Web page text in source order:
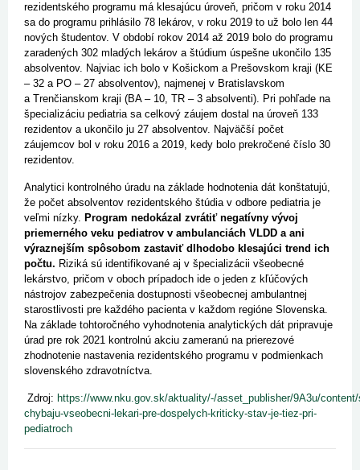
rezidentského programu má klesajúcu úroveň, pričom v roku 2014
sa do programu prihlásilo 78 lekárov, v roku 2019 to už bolo len 44
nových študentov. V období rokov 2014 až 2019 bolo do programu
zaradených 302 mladých lekárov a štúdium úspešne ukončilo 135
absolventov. Najviac ich bolo v Košickom a Prešovskom kraji (KE
– 32 a PO – 27 absolventov), najmenej v Bratislavskom
a Trenčianskom kraji (BA – 10, TR – 3 absolventi). Pri pohľade na
špecializáciu pediatria sa celkový záujem dostal na úroveň 133
rezidentov a ukončilo ju 27 absolventov. Najväčší počet
záujemcov bol v roku 2016 a 2019, kedy bolo prekročené číslo 30
rezidentov.
Analytici kontrolného úradu na základe hodnotenia dát konštatujú,
že počet absolventov rezidentského štúdia v odbore pediatria je
veľmi nízky. Program nedokázal zvrátiť negatívny vývoj
priemerného veku pediatrov v ambulanciách VLDD a ani
výraznejším spôsobom zastaviť dlhodobo klesajúci trend ich
počtu. Riziká sú identifikované aj v špecializácii všeobecné
lekárstvo, pričom v oboch prípadoch ide o jeden z kľúčových
nástrojov zabezpečenia dostupnosti všeobecnej ambulantnej
starostlivosti pre každého pacienta v každom regióne Slovenska.
Na základe tohtoročného vyhodnotenia analytických dát pripravuje
úrad pre rok 2021 kontrolnú akciu zameranú na prierezové
zhodnotenie nastavenia rezidentského programu v podmienkach
slovenského zdravotníctva.
Zdroj: https://www.nku.gov.sk/aktuality/-/asset_publisher/9A3u/
chybaju-vseobecni-lekari-pre-dospelych-kriticky-stav-je-tiez-pri-
pediatroch